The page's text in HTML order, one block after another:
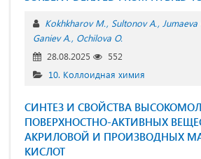
Kokhkharov M. Sultonov A. Jumaeva
Ganiev A. Ochilova O.
28.08.2025
552
10. Коллоидная химия
СИНТЕЗ И СВОЙСТВА
ПОВЕРХНОСТНО-АКТИВНЫХ
АКРИЛОВОЙ И ПРОИЗВОДНЫХ
КИСЛОТ